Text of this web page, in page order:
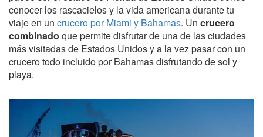
conocer los rascacielos y la vida americana durante tu
viaje en un crucero por Miami y Bahamas. Un crucero
combinado que permite disfrutar de una de las ciudades
más visitadas de Estados Unidos y a la vez pasar con un
crucero todo incluido por Bahamas disfrutando de sol y
playa.